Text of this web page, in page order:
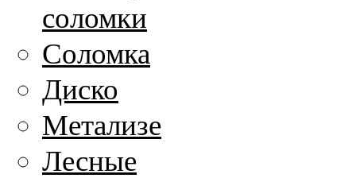
соломки
Соломка
Диско
Метализе
Лесные